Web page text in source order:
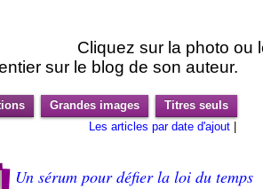
Cliquez sur la photo ou
sur le blog de son auteur.
Grandes images
Titres seuls
Les articles par date d'ajout
Un sérum pour défier la loi du temps